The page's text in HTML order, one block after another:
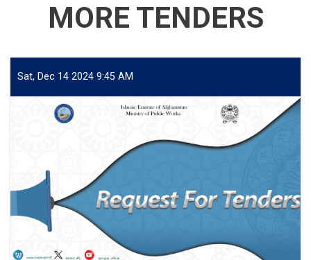
MORE TENDERS
Sat, Dec 14 2024 9:45 AM